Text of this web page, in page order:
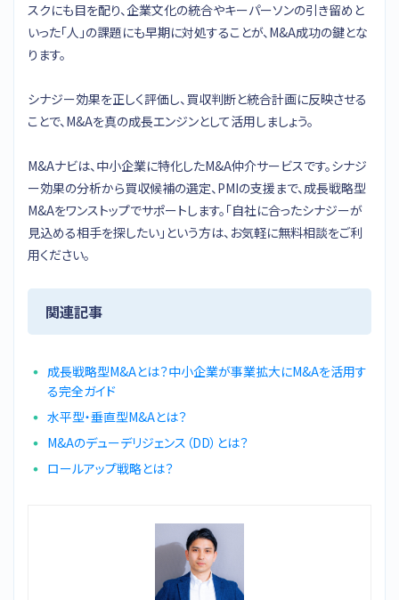
スクにも目を配り、企業文化の統合やキーパーソンの引き留めと
いった「人」の課題にも早期に対処することが、M&A成功の鍵とな
ります。
シナジー効果を正しく評価し、買収判断と統合計画に反映させる
ことで、M&Aを真の成長エンジンとして活用しましょう。
M&Aナビは、中小企業に特化したM&A仲介サービスです。シナジ
ー効果の分析から買収候補の選定、PMIの支援まで、成長戦略型
M&Aをワンストップでサポートします。「自社に合ったシナジーが
見込める相手を探したい」という方は、お気軽に無料相談をご利
用ください。
関連記事
成長戦略型M&Aとは？中小企業が事業拡大にM&Aを活用す
る完全ガイド
水平型・垂直型M&Aとは？
M&Aのデューデリジェンス（DD）とは？
ロールアップ戦略とは？